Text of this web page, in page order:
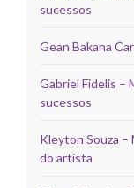
sucessos
Gean Bakana
Gabriel Fidelis –
sucessos
Kleyton Souza –
do artista